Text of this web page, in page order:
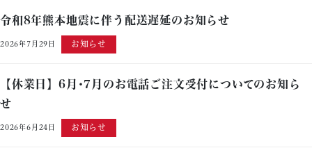
令和8年熊本地震に伴う配送遅延のお知らせ
2026年7月29日 お知らせ
【休業日】6月･7月のお電話ご注文受付についてのお知ら
せ
2026年6月24日 お知らせ